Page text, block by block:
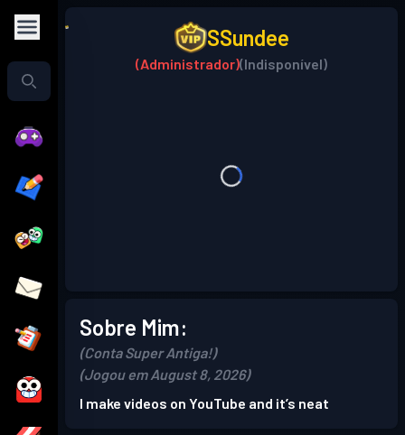
SSundee
(Administrador)(Indisponível)
Sobre Mim:
(Conta Super Antiga!)
(Jogou em August 8, 2026)
I make videos on YouTube and it’s neat